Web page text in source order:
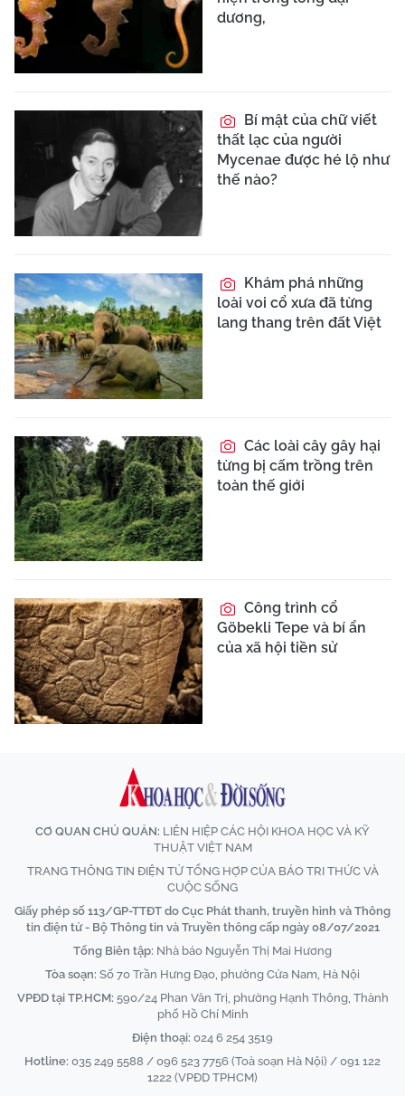
dương,
Bí mật của chữ viết
thất lạc của người
Mycenae được hé lộ như
thế nào?
Khám phá những
loài voi cổ xưa đã từng
lang thang trên đất Việt
Các loài cây gây hại
từng bị cấm trồng trên
toàn thế giới
Công trình cổ
Göbekli Tepe và bí ẩn
của xã hội tiền sử
CƠ QUAN CHỦ QUẢN: LIÊN HIỆP CÁC HỘI KHOA HỌC VÀ KỸ
THUẬT VIỆT NAM
TRANG THÔNG TIN ĐIỆN TỬ TỔNG HỢP CỦA BÁO TRI THỨC VÀ
CUỘC SỐNG
Giấy phép số 113/GP-TTĐT do Cục Phát thanh, truyền hình và Thông
tin điện tử - Bộ Thông tin và Truyền thông cấp ngày 08/07/2021
Tổng Biên tập: Nhà báo Nguyễn Thị Mai Hương
Tòa soạn: Số 70 Trần Hưng Đạo, phường Cửa Nam, Hà Nội
VPĐD tại TP.HCM: 590/24 Phan Văn Trị, phường Hạnh Thông, Thành
phố Hồ Chí Minh
Điện thoại: 024 6 254 3519
Hotline: 035 249 5588 / 096 523 7756 (Toà soạn Hà Nội) / 091 122
1222 (VPĐD TPHCM)